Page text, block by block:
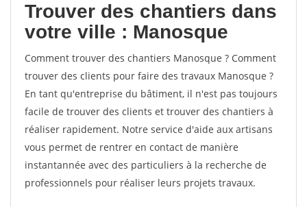
Trouver des chantiers dans
votre ville : Manosque
Comment trouver des chantiers Manosque ? Comment
trouver des clients pour faire des travaux Manosque ?
En tant qu'entreprise du bâtiment, il n'est pas toujours
facile de trouver des clients et trouver des chantiers à
réaliser rapidement. Notre service d'aide aux artisans
vous permet de rentrer en contact de manière
instantannée avec des particuliers à la recherche de
professionnels pour réaliser leurs projets travaux.